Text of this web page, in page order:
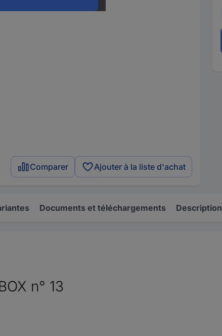
Comparer Ajouter à la liste d'achat
Documents et téléchargements Description
n° 13